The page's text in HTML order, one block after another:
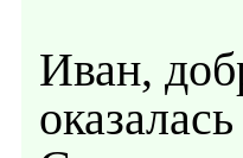
Иван,